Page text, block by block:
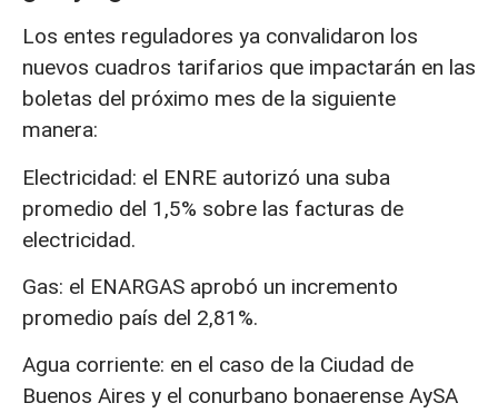
Los entes reguladores ya convalidaron los
nuevos cuadros tarifarios que impactarán en las
boletas del próximo mes de la siguiente
manera:
Electricidad: el ENRE autorizó una suba
promedio del 1,5% sobre las facturas de
electricidad.
Gas: el ENARGAS aprobó un incremento
promedio país del 2,81%.
Agua corriente: en el caso de la Ciudad de
Buenos Aires y el conurbano bonaerense AySA